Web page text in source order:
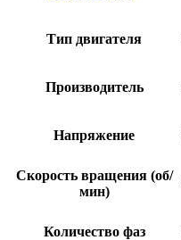
Тип двигателя
Производитель
Напряжение
Скорость вращения (об/
мин)
Количество фаз